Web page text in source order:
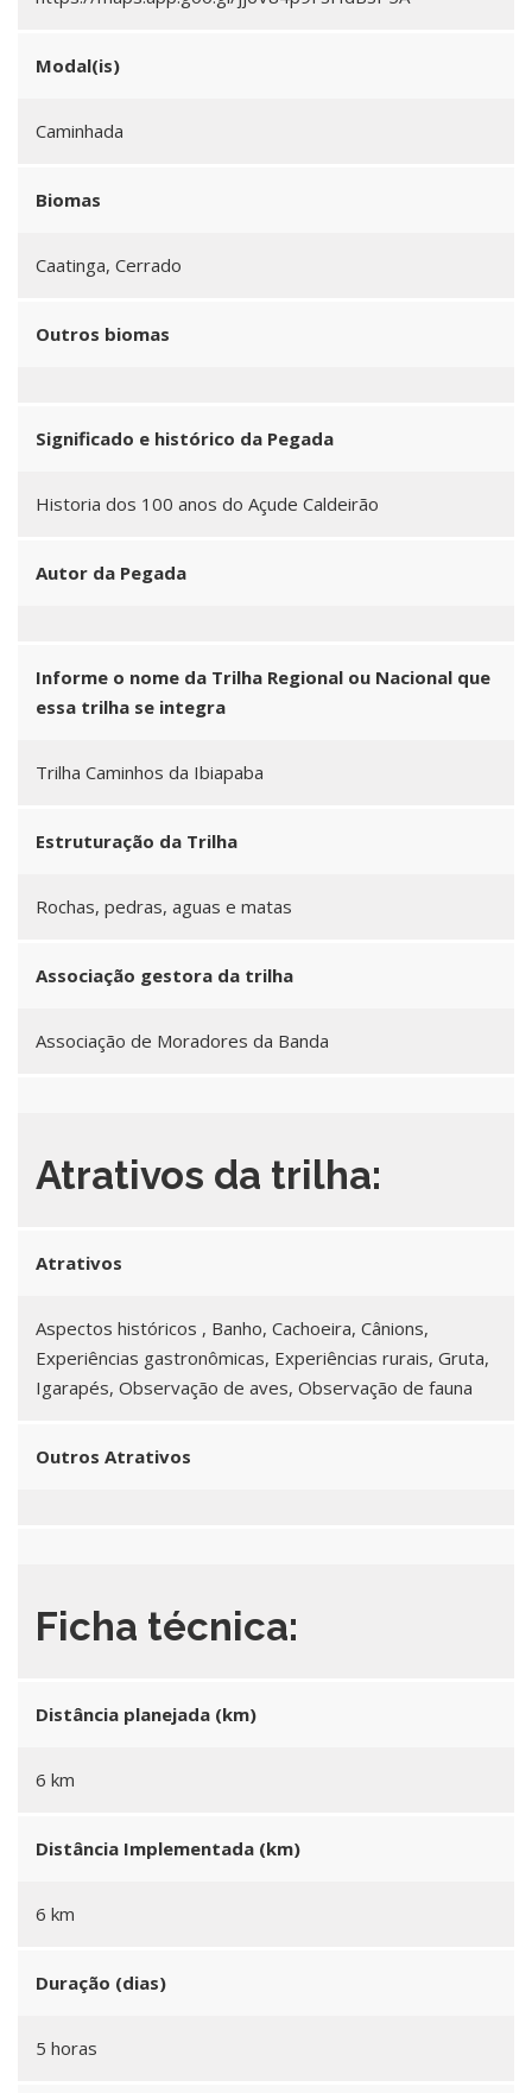
Modal(is)
Caminhada
Biomas
Caatinga, Cerrado
Outros biomas
Significado e histórico da Pegada
Historia dos 100 anos do Açude Caldeirão
Autor da Pegada
Informe o nome da Trilha Regional ou Nacional que
essa trilha se integra
Trilha Caminhos da Ibiapaba
Estruturação da Trilha
Rochas, pedras, aguas e matas
Associação gestora da trilha
Associação de Moradores da Banda
Atrativos da trilha:
Atrativos
Aspectos históricos , Banho, Cachoeira, Cânions,
Experiências gastronômicas, Experiências rurais, Gruta,
Igarapés, Observação de aves, Observação de fauna
Outros Atrativos
Ficha técnica:
Distância planejada (km)
6 km
Distância Implementada (km)
6 km
Duração (dias)
5 horas